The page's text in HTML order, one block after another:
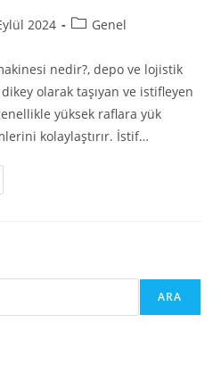
2024 Genel
nedir?, depo ve lojistik
olarak taşıyan ve istifleyen
yüksek raflara yük
kolaylaştırır. İstif…
ARA